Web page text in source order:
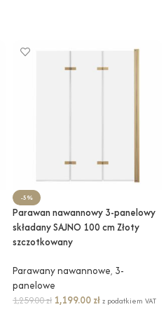
-5%
Parawan nawannowy 3-panelowy
składany SAJNO 100 cm Złoty
szczotkowany
Parawany nawannowe, 3-
panelowe
1,259.00zł 1,199.00 złz podatkiem VAT